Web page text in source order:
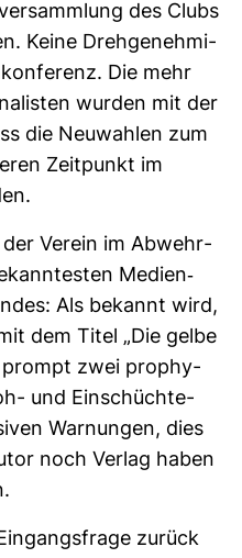
des Clubs
Keine Dreh­ge­neh­mi­
Die mehr
wurden mit der
die Neu­wahlen zum
Zeit­punkt im
Verein im Abwehr­
Medien-​
Als bekannt wird,
dem Titel „Die gelbe
prompt zwei pro­phy­
und Ein­schüch­te­
War­nungen, dies
noch Verlag haben
zurück